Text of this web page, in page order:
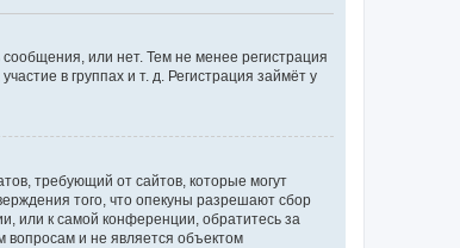
или нет. Тем не менее регистрация
в группах и т. д. Регистрация займёт у
требующий от сайтов, которые могут
того, что опекуны разрешают сбор
или к самой конференции, обратитесь за
и не является объектом